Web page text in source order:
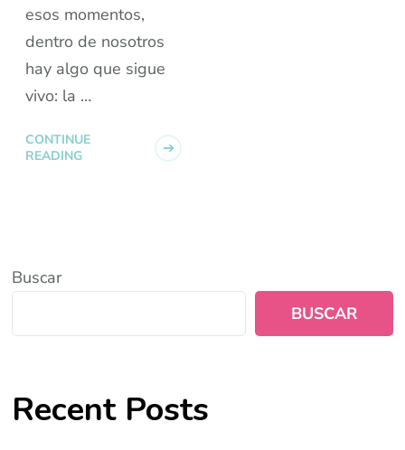
esos momentos,
dentro de nosotros
hay algo que sigue
vivo: la …
CONTINUE
READING
Buscar
BUSCAR
Recent Posts